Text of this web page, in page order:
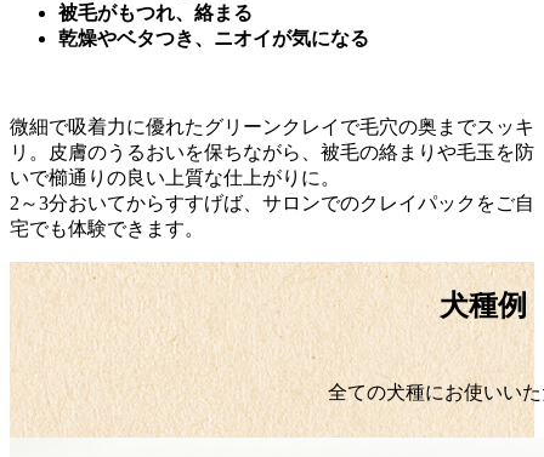
被毛がもつれ、絡まる
乾燥やベタつき、ニオイが気になる
微細で吸着力に優れたグリーンクレイで毛穴の奥までスッキ
リ。皮膚のうるおいを保ちながら、被毛の絡まりや毛玉を防
いで櫛通りの良い上質な仕上がりに。
2～3分おいてからすすげば、サロンでのクレイパックをご自
宅でも体験できます。
犬種例
全ての犬種にお使いい